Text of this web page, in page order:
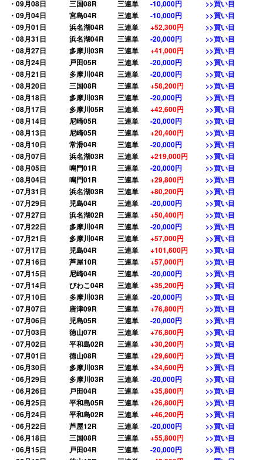
・09月08日 三国08R 三連単 -10,000円
>>買い目
・09月04日
宮島04R 三連単 -10,000円
>>買い目
・09月01日
浜名湖04R 三連単 +52,300円
>>買い目
・08月31日
浜名湖04R 三連単 -20,000円
>>買い目
・08月27日
多摩川03R 三連単 +41,000円
>>買い目
・08月24日
戸田05R 三連単 -20,000円
>>買い目
・08月21日
多摩川04R 三連単 -20,000円
>>買い目
・08月20日
三国08R 三連単 +58,200円
>>買い目
・08月18日
多摩川03R 三連単 -20,000円
>>買い目
・08月17日
多摩川05R 三連単 +42,600円
>>買い目
・08月14日
尼崎05R 三連単 -20,000円
>>買い目
・08月13日
尼崎05R 三連単 +20,400円
>>買い目
・08月10日
常滑04R 三連単 -20,000円
>>買い目
・08月07日
浜名湖03R 三連単 +219,000円
>>買い目
・08月05日
鳴門01R 三連単 -20,000円
>>買い目
・08月04日
鳴門01R 三連単 +29,800円
>>買い目
・07月31日
浜名湖03R 三連単 +80,200円
>>買い目
・07月29日
児島04R 三連単 -20,000円
>>買い目
・07月27日
浜名湖02R 三連単 +50,400円
>>買い目
・07月22日
多摩川04R 三連単 -20,000円
>>買い目
・07月21日
多摩川04R 三連単 +57,000円
>>買い目
・07月17日
児島04R 三連単 +101,600円
>>買い目
・07月16日
芦屋10R 三連単 +57,000円
>>買い目
・07月15日
尼崎04R 三連単 -20,000円
>>買い目
・07月14日
びわこ04R 三連単 +35,200円
>>買い目
・07月10日
多摩川03R 三連単 -20,000円
>>買い目
・07月07日
唐津09R 三連単 +76,800円
>>買い目
・07月06日
児島05R 三連単 -20,000円
>>買い目
・07月03日
徳山07R 三連単 +76,800円
>>買い目
・07月02日
平和島02R 三連単 +30,200円
>>買い目
・07月01日
徳山08R 三連単 +29,600円
>>買い目
・06月30日
多摩川03R 三連単 +34,600円
>>買い目
・06月29日
多摩川03R 三連単 -20,000円
>>買い目
・06月26日
戸田04R 三連単 +35,800円
>>買い目
・06月25日
平和島05R 三連単 +26,800円
>>買い目
・06月24日
平和島02R 三連単 +46,200円
>>買い目
・06月22日
芦屋12R 三連単 -20,000円
>>買い目
・06月18日
三国08R 三連単 +55,800円
>>買い目
・06月15日
戸田04R 三連単 -20,000円
>>買い目